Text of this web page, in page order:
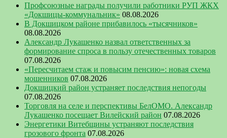
Профсоюзные награды получили работники РУП ЖКХ
«Докшицы-коммунальник» 08.08.2026
В Докшицком районе прибавилось «тысячников»
08.08.2026
Александр Лукашенко назвал ответственных за
формирование спроса в пользу отечественных товаров
07.08.2026
«Пересчитаем стаж и повысим пенсию»: новая схема
мошенников 07.08.2026
Докшицкий район устраняет последствия непогоды
07.08.2026
Торговля на селе и перспективы БелОМО. Александр
Лукашенко посещает Вилейский район 07.08.2026
Энергетики Витебщины устраняют последствия
грозового фронта 07.08.2026